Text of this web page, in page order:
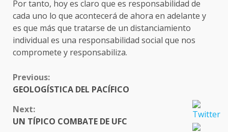
Por tanto, hoy es claro que es responsabilidad de
cada uno lo que acontecerá de ahora en adelante y
es que más que tratarse de un distanciamiento
individual es una responsabilidad social que nos
compromete y responsabiliza.
CONTINUE
READING
Previous:
GEOLOGÍSTICA DEL PACÍFICO
Next:
UN TÍPICO COMBATE DE UFC